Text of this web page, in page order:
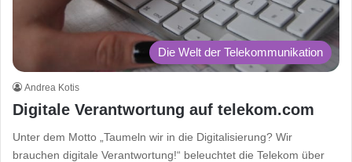
Die Welt der Telekommunikation
Andrea Kotis
Digitale Verantwortung auf telekom.com
Unter dem Motto „Taumeln wir in die Digitalisierung? Wir
brauchen digitale Verantwortung!“ beleuchtet die Telekom über